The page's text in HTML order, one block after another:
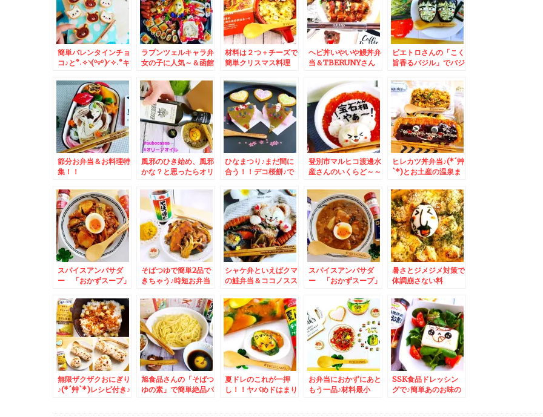
当♪(*´艸`*)
簡単バレンタインチョ
コ♪と°˖✧◝(⁰▿⁰)◜✧˖°キ
♪
ラプンツェルキャラ弁
女の子に人気～＆函館
ッキーピエロ」さんの
「チャイニーズチキン
バーガー」食べたら病
みつきよ～
材料は２つ＋チーズで
簡単クリスマス料理
翌日コロッケにすると
最高(*´艸`*)
ヘビ丼いやいや鰻丼弁
当＆TBERUNYさん
SDGｓ
ピエトロさんの「こく
旨香るバジル」でバジ
の実風味と後がけオイ
ルがうまさ倍増(*´艸
節分お弁当＆お料理特
集！！
風邪のひき始め、風邪
かな？と思ったらオリ
♪炊飯器で簡単～＾＾
ひなまつり♪まだ間に
合う！！デコ桜餅♪で
登別市マルヒコ渡邊水
産さんのいくらど～～
～弁当
ヒレカツ丼弁当♪(*´艸
`*)とお土産の温泉ま
呂大満喫～
スパイスアンバサダ
ー 「おかずスープ」
て免疫アップ♪その１
そばつゆで簡単2品で
きちゃう♪時短お弁当
ピ♪ちゃんとご飯進む
よ～(*´艸`*)
シャケ弁といえばクマ
の鮭弁当＆ココノスス
ば(*´艸`*)「燻製鯖寿
司」「照焼スモークチ
キン弁当」「燻製チャ
ーシュー弁当」
スパイスアンバサダ
ー 「おかずスープ」
て免疫アップ♪その３
暑さとジメジメ対策で
体調崩さない料
たくなる夏グラタン(*
´艸`*)
無限ザクザクおにぎり
♪(*´艸`*)レシピ付き♪
旭食品さんの「そばつ
ゆの素」で簡単絶品パ
夏ドレのこれが一押
し！！ヤバめドはまり
お弁当におかずにあと
もう一品♪材料最小
SSK食品ドレッシン
グで♪簡単あのお味の